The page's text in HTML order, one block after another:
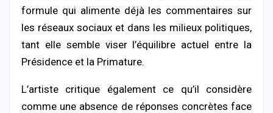
formule qui alimente déjà les commentaires sur
les réseaux sociaux et dans les milieux politiques,
tant elle semble viser l’équilibre actuel entre la
Présidence et la Primature.
L’artiste critique également ce qu’il considère
comme une absence de réponses concrètes face